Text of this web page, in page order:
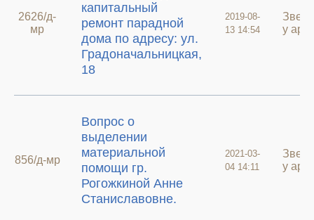
2626/д-
мр
капитальный
ремонт парадной
дома по адресу: ул.
Градоначальницкая,
18
2019-08-
13 14:54
у
856/д-мр
Вопрос о
выделении
материальной
помощи гр.
Рогожкиной Анне
Станиславовне.
2021-03-
04 14:11
у